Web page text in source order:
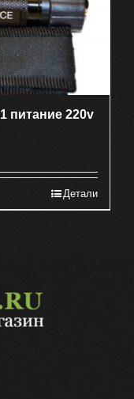
питание 220v
Детали